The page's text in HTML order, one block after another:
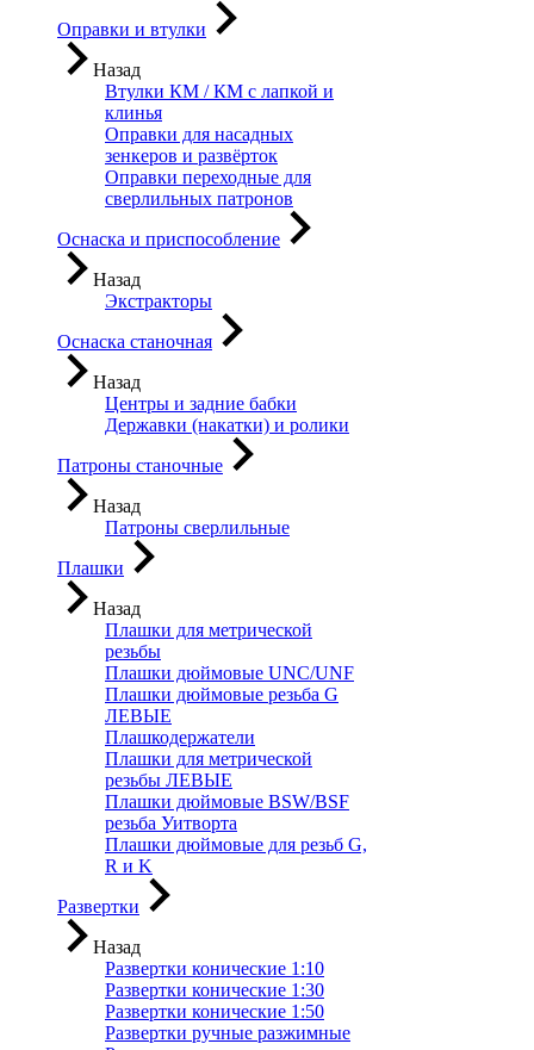
Оправки и втулки
Назад
Втулки КМ / КМ с лапкой и
клинья
Оправки для насадных
зенкеров и развёрток
Оправки переходные для
сверлильных патронов
Оснаска и приспособление
Назад
Экстракторы
Оснаска станочная
Назад
Центры и задние бабки
Державки (накатки) и ролики
Патроны станочные
Назад
Патроны сверлильные
Плашки
Назад
Плашки для метрической
резьбы
Плашки дюймовые UNC/UNF
Плашки дюймовые резьба G
ЛЕВЫЕ
Плашкодержатели
Плашки для метрической
резьбы ЛЕВЫЕ
Плашки дюймовые BSW/BSF
резьба Уитворта
Плашки дюймовые для резьб G,
R и K
Развертки
Назад
Развертки конические 1:10
Развертки конические 1:30
Развертки конические 1:50
Развертки ручные разжимные